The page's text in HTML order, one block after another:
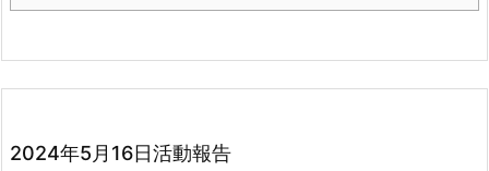
2024年5月16日活動報告